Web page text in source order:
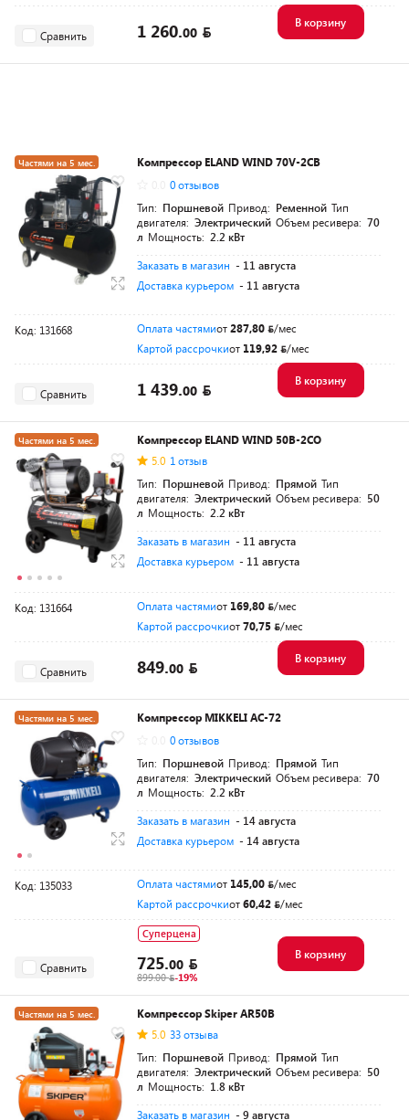
Сравнить 1 260.00
В корзину
Частями на 5 мес.
Разумная цена
Компрессор ELAND WIND 70V-2CВ
0 отзывов
Тип: Поршневой Привод: Ременной Тип
двигателя: Электрический Объем ресивера: 70
л Мощность: 2.2 кВт
Заказать в магазин - 11 августа
Доставка курьером - 11 августа
Код: 131668 Оплата частямиот287,80
/мес
Картой рассрочкиот 119,92 /мес
Сравнить 1 439.00
В корзину
Частями на 5 мес.
Разумная цена
Компрессор ELAND WIND 50B-2CO
5.0 1 отзыв
Тип: Поршневой Привод: Прямой Тип
двигателя: Электрический Объем ресивера: 50
л Мощность: 2.2 кВт
Заказать в магазин - 11 августа
Доставка курьером - 11 августа
Код: 131664 Оплата частямиот 169,80
/мес
Картой рассрочкиот70,75 /мес
Сравнить 849.00
В корзину
Частями на 5 мес.
Компрессор MIKKELI AC-72
0 отзывов
Тип: Поршневой Привод: Прямой Тип
двигателя: Электрический Объем ресивера: 70
л Мощность: 2.2 кВт
Заказать в магазин - 14 августа
Доставка курьером - 14 августа
Код: 135033 Оплата частямиот 145,00
/мес
Картой рассрочкиот60,42 /мес
Сравнить
Суперцена
725.00
899.00 -19%
В корзину
Частями на 5 мес.
Разумная цена
Компрессор Skiper AR50B
5.0 33 отзыва
Тип: Поршневой Привод: Прямой Тип
двигателя: Электрический Объем ресивера: 50
л Мощность: 1.8 кВт
Заказать в магазин - 9 августа